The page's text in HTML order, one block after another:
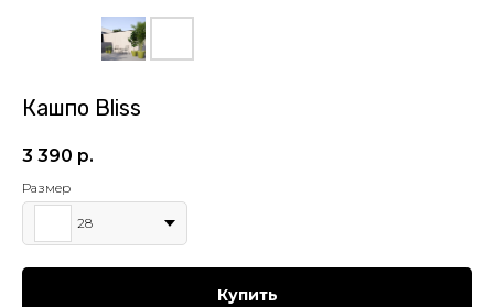
Кашпо Bliss
3 390 р.
Размер
28
Купить